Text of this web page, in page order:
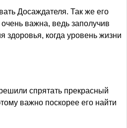
Досаждателя. Так же его
важна, ведь заполучив
здоровья, когда уровень жизни
спрятать прекрасный
важно поскорее его найти